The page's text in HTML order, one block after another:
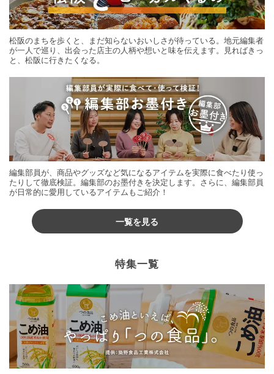
松阪のまちを歩くと、まだ知らないおいしさが待っている。地元編集者
が一人で巡り、出会った店主の人柄や想いと味を伝えます。見ればきっ
と、松阪に行きたくなる。
編集部員が、商品やグッズなど気になるアイテムを実際に食べたり使っ
たりして徹底検証。編集部のお墨付きを決定します。さらに、編集部員
が日常的に愛用しているアイテムもご紹介！
一覧を見る
特集一覧